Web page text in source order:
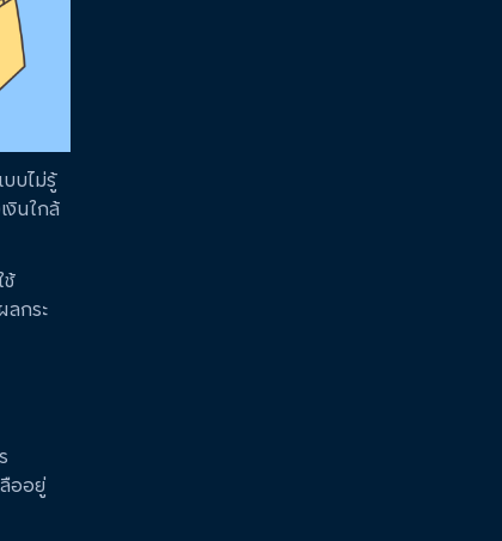
บไม่รู้
งินใกล้
ช้
กระ
ออยู่